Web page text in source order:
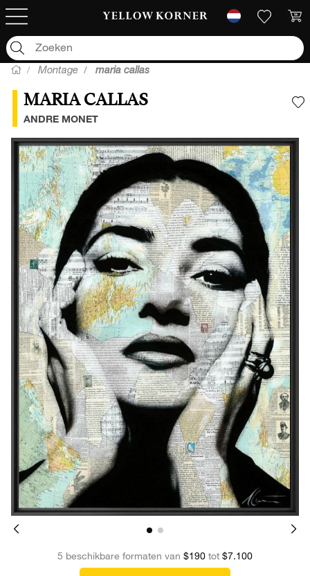
Montage maria callas
MARIA CALLAS
ANDRE MONET
5 beschikbare formaten van $190 tot $7.100